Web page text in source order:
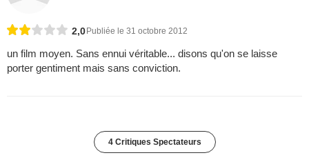
2,0 Publiée le 31 octobre 2012
un film moyen. Sans ennui véritable... disons qu'on se laisse
porter gentiment mais sans conviction.
4 Critiques Spectateurs